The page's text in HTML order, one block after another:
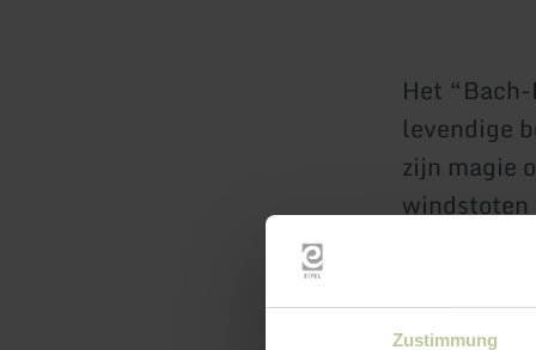
Zustimmung
Het
levendige
zijn magie